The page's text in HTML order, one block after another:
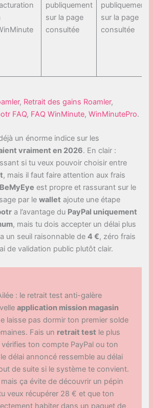
publiquement
sur la page
consultée
publiquement
sur la page
consultée
, Retrait des gains Roamler,
FAQ, FAQ WinMinute,WinMinutePro.
un énorme indice sur les
vraiment en 2026. En clair :
si tu veux pouvoir choisir entre
, mais il faut faire attention aux frais
BeMyEye est propre et rassurant sur le
par lewallet ajoute une étape
a l’avantage du PayPal uniquement
, mais tu dois accepter un délai plus
a un seuil raisonnable de4 €, zéro frais
de validation public plutôt clair.
: le retrait test anti-galère
application mission magasin
laisse pas dormir ton premier solde
Fais un retrait test le plus
ton compte PayPal ou ton
délai annoncé ressemble au délai
de suite si le système te convient.
mais ça évite de découvrir un pépin
veux récupérer 28 € et que ton
habiter dans un paquet de